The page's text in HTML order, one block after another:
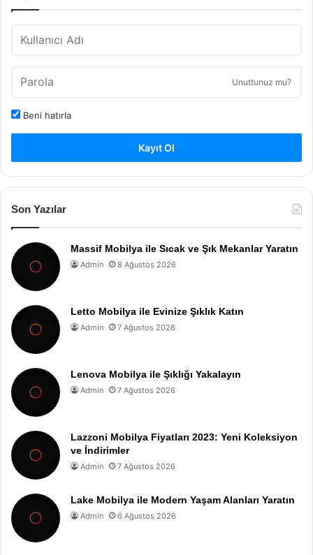
Unuttunuz mu?
Beni hatırla
Kayıt Ol
Son Yazılar
Massif Mobilya ile Sıcak ve Şık Mekanlar Yaratın
Admin 8 Ağustos 2026
Letto Mobilya ile Evinize Şıklık Katın
Admin 7 Ağustos 2026
Lenova Mobilya ile Şıklığı Yakalayın
Admin 7 Ağustos 2026
Lazzoni Mobilya Fiyatları 2023: Yeni Koleksiyon
ve İndirimler
Admin 7 Ağustos 2026
Lake Mobilya ile Modern Yaşam Alanları Yaratın
Admin 6 Ağustos 2026